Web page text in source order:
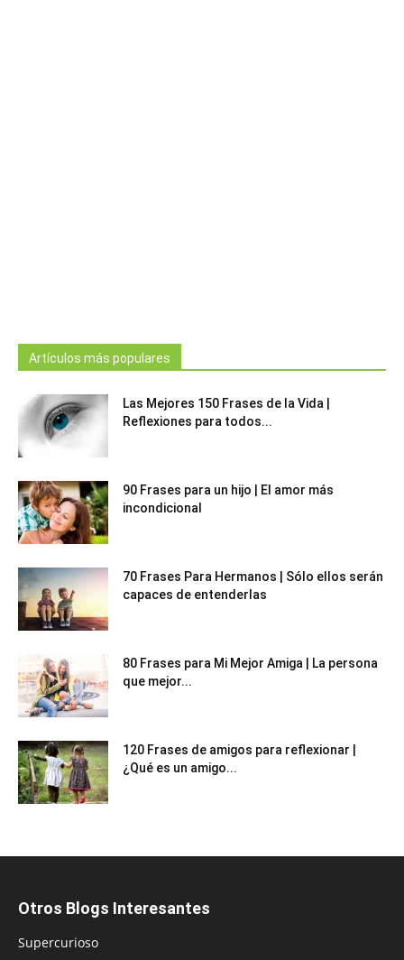
Artículos más populares
Las Mejores 150 Frases de la Vida |
Reflexiones para todos...
90 Frases para un hijo | El amor más
incondicional
70 Frases Para Hermanos | Sólo ellos serán
capaces de entenderlas
80 Frases para Mi Mejor Amiga | La persona
que mejor...
120 Frases de amigos para reflexionar |
¿Qué es un amigo...
Otros Blogs Interesantes
Supercurioso